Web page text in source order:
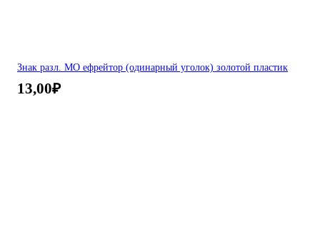
Знак разл. МО ефрейтор (одинарный уголок) золотой пластик
13,00₽